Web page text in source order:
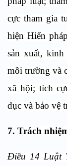
cực tham gia
hiện Hiến
sản xuất,
môi trường và
xã hội; tích
dục và bảo vệ
7. Trách
Điều 14 Luật